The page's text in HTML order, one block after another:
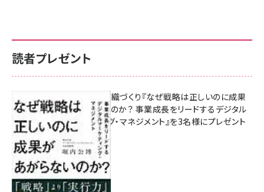
読者プレゼント
成果を生む組織づくり『なぜ戦略は正しいのに成果
があがらないのか？ 事業成長をリードするデジタル
マーケティング・マネジメント』を3名様にプレゼント
8月7日 10:00